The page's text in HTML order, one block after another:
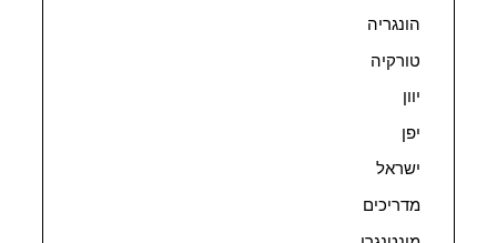
הונגריה
טורקיה
יוון
יפן
ישראל
מדריכים